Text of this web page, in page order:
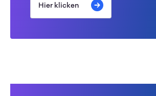
Hier klicken